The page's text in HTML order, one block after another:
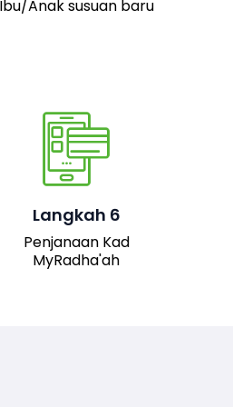
Ibu/Anak susuan baru
Langkah 6
Penjanaan Kad
MyRadha'ah
Setelah permohonan
akan dijana.